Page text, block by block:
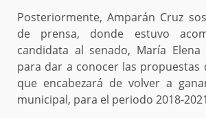
Posteriormente, Amparán Cruz
de prensa, donde estuvo
candidata al senado, María Elena
para dar a conocer las propuestas
que encabezará de volver a
municipal, para el periodo 2018-